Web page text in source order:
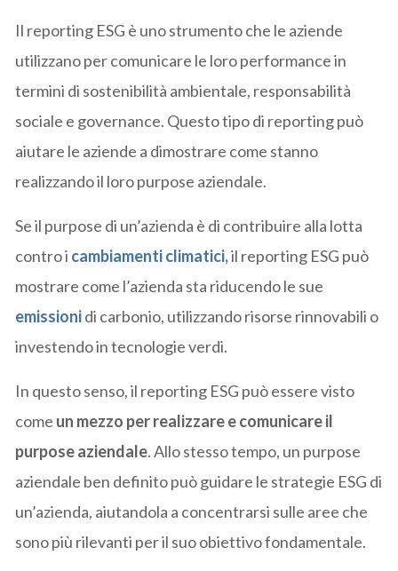
Il reporting ESG è uno strumento che le aziende
utilizzano per comunicare le loro performance in
termini di sostenibilità ambientale, responsabilità
sociale e governance. Questo tipo di reporting può
aiutare le aziende a dimostrare come stanno
realizzando il loro purpose aziendale.
Se il purpose di un’azienda è di contribuire alla lotta
contro i cambiamenti climatici,il reporting ESG può
mostrare come l’azienda sta riducendo le sue
emissionidi carbonio, utilizzando risorse rinnovabili o
investendo in tecnologie verdi.
In questo senso, il reporting ESG può essere visto
come un mezzo per realizzare e comunicare il
purpose aziendale. Allo stesso tempo, un purpose
aziendale ben definito può guidare le strategie ESG di
un’azienda, aiutandola a concentrarsi sulle aree che
sono più rilevanti per il suo obiettivo fondamentale.